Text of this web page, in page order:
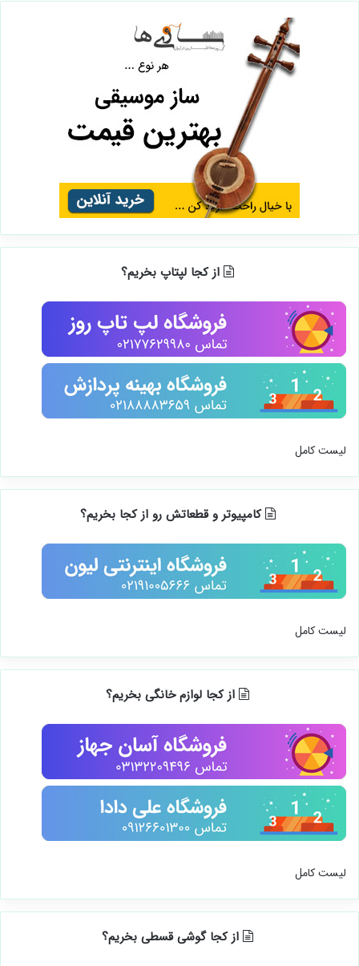
از کجا لپتاپ بخریم؟
لیست کامل
کامپیوتر و قطعاتش رو از کجا بخریم؟
لیست کامل
از کجا لوازم خانگی بخریم؟
لیست کامل
از کجا گوشی قسطی بخریم؟